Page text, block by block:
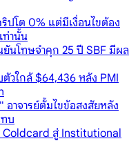
ปโต 0% แต่มีเงื่อนไขต้อง
ท่านั้น
นโทษจำคุก 25 ปี SBF มีผล
ตัวใกล้ $64,436 หลัง PMI
าจารย์ตั้มไขข้อสงสัยหลัง
บ
Coldcard สู่ Institutional